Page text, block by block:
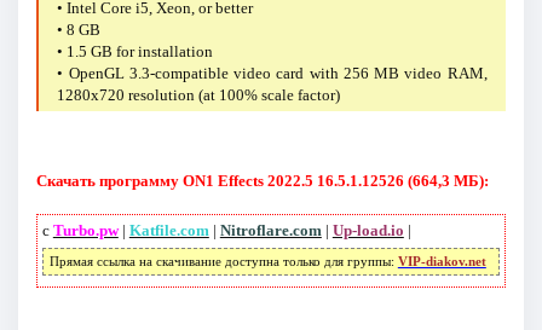
• Intel Core i5, Xeon, or better
• 8 GB
• 1.5 GB for installation
• OpenGL 3.3-compatible video card with 256 MB video RAM,
1280x720 resolution (at 100% scale factor)
Скачать программу ON1 Effects 2022.5 16.5.1.12526 (664,3 МБ):
с Turbo.pw| Katfile.com | Nitroflare.com | Up-load.io |
Прямая ссылка на скачивание доступна только для группы: VIP-diakov.net